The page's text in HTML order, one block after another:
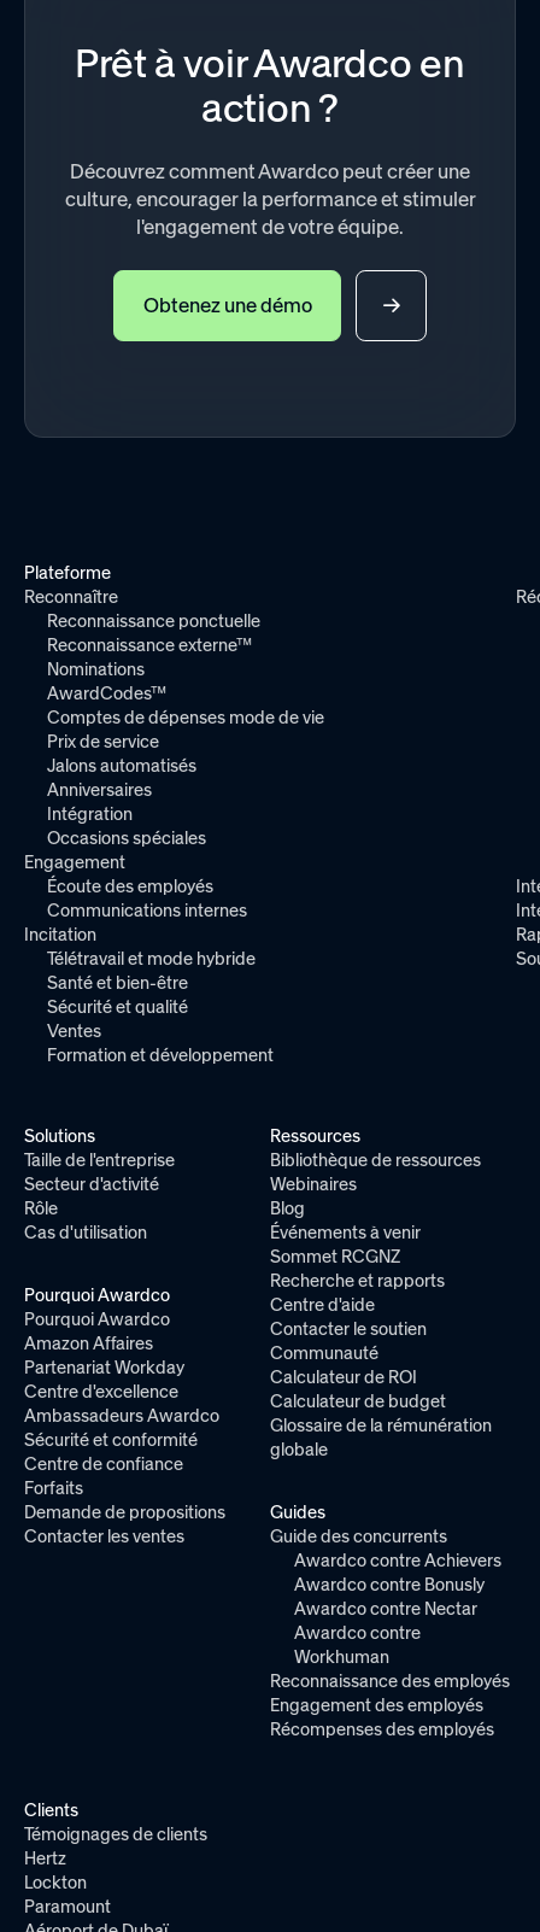
Prêt à voir Awardco en
action ?
Découvrez comment Awardco peut créer une
culture, encourager la performance et stimuler
l'engagement de votre équipe.
Obtenez une démo
Plateforme
Reconnaître
Reconnaissance ponctuelle
Reconnaissance externe™
Nominations
AwardCodes™
Comptes de dépenses mode de vie
Prix de service
Jalons automatisés
Anniversaires
Intégration
Occasions spéciales
Engagement
Écoute des employés
Communications internes
Incitation
Télétravail et mode hybride
Santé et bien-être
Sécurité et qualité
Ventes
Formation et développement
Solutions
Taille de l'entreprise
Secteur d'activité
Rôle
Cas d'utilisation
Pourquoi Awardco
Pourquoi Awardco
Amazon Affaires
Partenariat Workday
Centre d'excellence
Ambassadeurs Awardco
Sécurité et conformité
Centre de confiance
Forfaits
Demande de propositions
Contacter les ventes
Ressources
Bibliothèque de ressources
Webinaires
Blog
Événements à venir
Sommet RCGNZ
Recherche et rapports
Centre d'aide
Contacter le soutien
Communauté
Calculateur de ROI
Calculateur de budget
Glossaire de la rémunération
globale
Guides
Guide des concurrents
Awardco contre Achievers
Awardco contre Bonusly
Awardco contre Nectar
Awardco contre
Workhuman
Reconnaissance des employés
Engagement des employés
Récompenses des employés
Clients
Témoignages de clients
Hertz
Lockton
Paramount